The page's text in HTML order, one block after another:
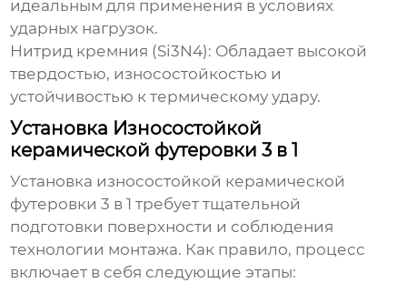
идеальным для применения в условиях
ударных нагрузок.
Нитрид кремния (Si3N4): Обладает высокой
твердостью, износостойкостью и
устойчивостью к термическому удару.
Установка Износостойкой
керамической футеровки 3 в 1
Установка износостойкой керамической
футеровки 3 в 1 требует тщательной
подготовки поверхности и соблюдения
технологии монтажа. Как правило, процесс
включает в себя следующие этапы: